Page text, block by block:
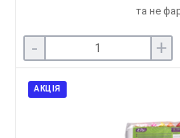
та не
- +
АКЦІЯ